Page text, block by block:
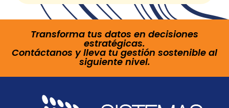
Transforma tus datos en decisiones
estratégicas.
Contáctanos y lleva tu gestión sostenible al
siguiente nivel.